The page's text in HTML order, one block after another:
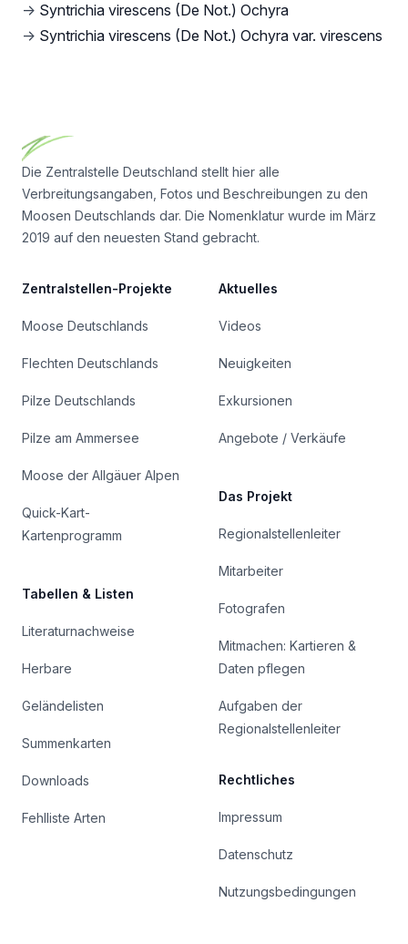
→ Syntrichia virescens (De Not.) Ochyra
→ Syntrichia virescens (De Not.) Ochyra var. virescens
Die Zentralstelle Deutschland stellt hier alle
Verbreitungsangaben, Fotos und Beschreibungen zu den
Moosen Deutschlands dar. Die Nomenklatur wurde im März
2019 auf den neuesten Stand gebracht.
Zentralstellen-Projekte
Moose Deutschlands
Flechten Deutschlands
Pilze Deutschlands
Pilze am Ammersee
Moose der Allgäuer Alpen
Quick-Kart-
Kartenprogramm
Tabellen & Listen
Literaturnachweise
Herbare
Geländelisten
Summenkarten
Downloads
Fehlliste Arten
Aktuelles
Videos
Neuigkeiten
Exkursionen
Angebote / Verkäufe
Das Projekt
Regionalstellenleiter
Mitarbeiter
Fotografen
Mitmachen: Kartieren &
Daten pflegen
Aufgaben der
Regionalstellenleiter
Rechtliches
Impressum
Datenschutz
Nutzungsbedingungen